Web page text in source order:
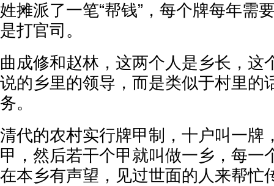
姓摊派了一笔“帮钱”，每个牌每年需
是打官司。
曲成修和赵林，这两个人是乡长，这
说的乡里的领导，而是类似于村里的
务。
清代的农村实行牌甲制，十户叫一牌
甲，然后若干个甲就叫做一乡，每一
在本乡有声望，见过世面的人来帮忙